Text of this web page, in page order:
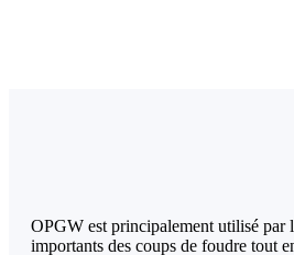
OPGW est principalement utilisé par
importants des coups de foudre tout